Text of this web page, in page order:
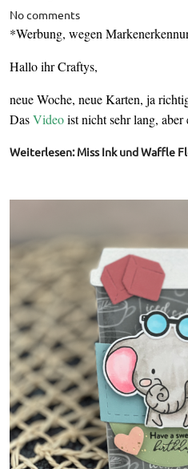
No comments
*Werbung, wegen
Hallo ihr Craftys,
neue Woche, neue Karten, ja
DasVideoist nicht sehr lang, aber
Weiterlesen: Miss Ink und Waffle